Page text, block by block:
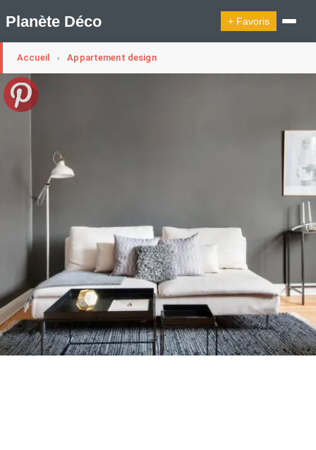
Planète Déco + Favoris
🛍︎ Shop Planète Déco
Design Suédois En Quelques Photos
Idées Déco En 10 Photos
Maison En Ville
La Décoration Selon Votre Signe Astrologique
Les Trouvailles Déco Du Jour
Loft
Maison Appartement Écologique
Maison Container/container House
Maison D'hôtes
Maison Et Appartement Vintage
On Décode La Déco
Petite Surface
Piscine Question De Style
Renovation
Revue De Week End
Tiny House
Accueil › Appartement design